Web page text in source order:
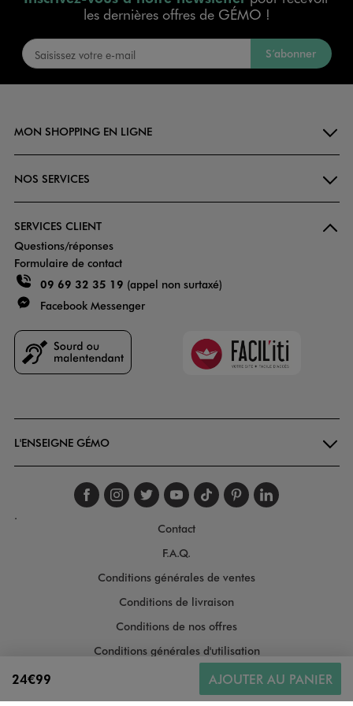
24€99 AJOUTER AU PANIER
les dernières offres de GÉMO !
S’abonner
MON SHOPPING EN LIGNE
NOS SERVICES
SERVICES CLIENT
Questions/réponses
Formulaire de contact
09 69 32 35 19 (appel non surtaxé)
Facebook Messenger
Faciliti
L'ENSEIGNE GÉMO
Suivez-nous sur
Suivez-nous sur
Suivez-nous sur
Suivez-nous
Suivez-nous
Suivez-
.
Contact
F.A.Q.
Conditions générales de ventes
Conditions de livraison
Conditions de nos offres
Conditions générales d'utilisation
Politique de protection des données
Gestion des cookies